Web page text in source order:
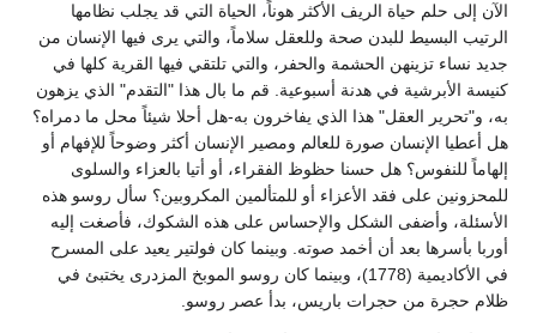
الآن إلى حلم حياة الريف الأكثر هوناً، الحياة التي قد يجلب نظامها
الرتيب البسيط للبدن صحة وللعقل سلاماً، والتي يرى فيها الإنسان من
جديد نساء تزينهن الحشمة والحفر، والتي تلتقي فيها القرية كلها في
كنيسة الأبرشية في هدنة أسبوعية. قم ما بال هذا "التقدم" الذي يزهون
به، و"تحرير العقل" هذا الذي يفاخرون به-هل أحلا شيئاً محل ما دمراه؟
هل أعطيا الإنسان صورة للعالم ومصير الإنسان أكثر وضوحاً للإفهام أو
إلهاماً للنفوس؟ هل حسنا حظوظ الفقراء، أو أتيا بالعزاء والسلوى
للمحزونين على فقد الأعزاء أو للمتألمين المكروبين؟ سأل روسو هذه
الأسئلة، وأضفى الشكل والإحساس على هذه الشكوك، فأصغت إليه
أوربا بأسرها بعد أن أخمد صوته. وبينما كان فولتير يعيد على المسرح
في الأكاديمية (1778)، وبينما كان روسو الموبخ المزدرى يختبئ في
ظلام حجرة من حجرات باريس، بدأ عصر روسو.